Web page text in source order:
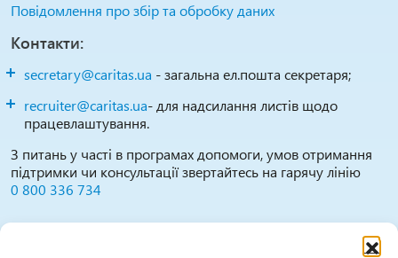
Повідомлення про збір та обробку даних
Контакти:
secretary@caritas.ua - загальна ел.пошта секретаря;
recruiter@caritas.ua- для надсилання листів щодо
працевлаштування.
З питань у часті в програмах допомоги, умов отримання
підтримки чи консультації звертайтесь на гарячу лінію
0 800 336 734
Повідомити про можливі випадки зловживань,